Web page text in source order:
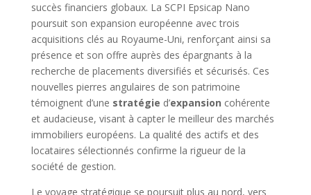
succès financiers globaux. La SCPI Epsicap Nano
poursuit son expansion européenne avec trois
acquisitions clés au Royaume-Uni, renforçant ainsi sa
présence et son offre auprès des épargnants à la
recherche de placements diversifiés et sécurisés. Ces
nouvelles pierres angulaires de son patrimoine
témoignent d’une stratégie d’expansion cohérente
et audacieuse, visant à capter le meilleur des marchés
immobiliers européens. La qualité des actifs et des
locataires sélectionnés confirme la rigueur de la
société de gestion.
Le voyage stratégique se poursuit plus au nord, vers